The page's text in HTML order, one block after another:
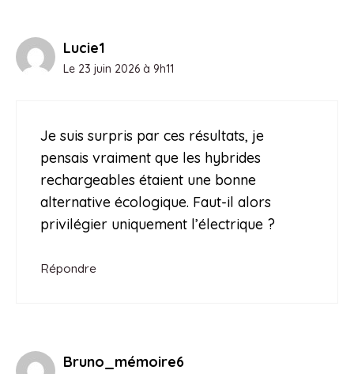
Lucie1
Le 23 juin 2026 à 9h11
Je suis surpris par ces résultats, je
pensais vraiment que les hybrides
rechargeables étaient une bonne
alternative écologique. Faut-il alors
privilégier uniquement l’électrique ?
Répondre
Bruno_mémoire6